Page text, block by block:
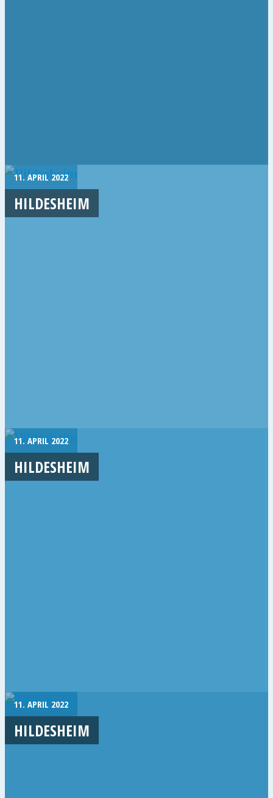
11. APRIL 2022
HILDESHEIM
11. APRIL 2022
HILDESHEIM
11. APRIL 2022
HILDESHEIM